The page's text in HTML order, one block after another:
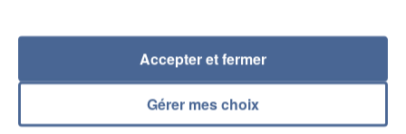
Gérer mes choix
Accepter et fermer